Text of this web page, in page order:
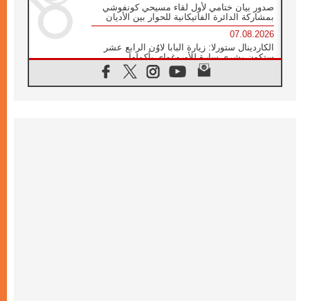
صدور بيان ختامي لأول لقاء مسيحي كونفوشي
بمشاركة الدائرة الفاتيكانية للحوار بين الأديان
07.08.2026
الكاردينال ستورلا: زيارة البابا لاوُن الرابع عشر
ستكون بشرى سارة للأوروغواي بأكملها
الفاتيكان يعلن برنامج الزيارة الرسولية للبابا لاوُن